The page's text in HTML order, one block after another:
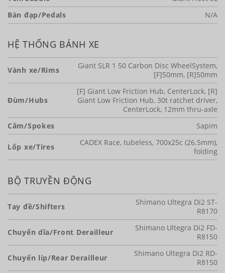
Bàn đạp/Pedals
N/A
HỆ THỐNG BÁNH XE
Vành xe/Rims
Giant SLR 1 50 Carbon Disc WheelSystem,
[F]50mm, [R]50mm
Đùm/Hubs
[F] Giant Low Friction Hub, CenterLock, [R]
Giant Low Friction Hub, 30t ratchet driver,
CenterLock, 12mm thru-axle
Căm/Spokes
Sapim
Lốp xe/Tires
CADEX Race, tubeless, 700x25c (26.5mm),
folding
BỘ TRUYỀN ĐỘNG
Tay đề/Shifters
Shimano Ultegra Di2 ST-
R8170
Chuyển dĩa/Front Derailleur
Shimano Ultegra Di2 FD-
R8150
Chuyển líp/Rear Derailleur
Shimano Ultegra Di2 RD-
R8150